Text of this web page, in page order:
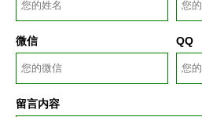
微信 QQ
留言内容